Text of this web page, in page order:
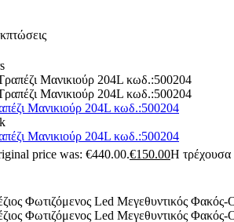
Μανικιούρ 204L κωδ.:500204
Μανικιούρ 204L κωδ.:500204
price was: €440.00.€150.00Η τρέχουσα